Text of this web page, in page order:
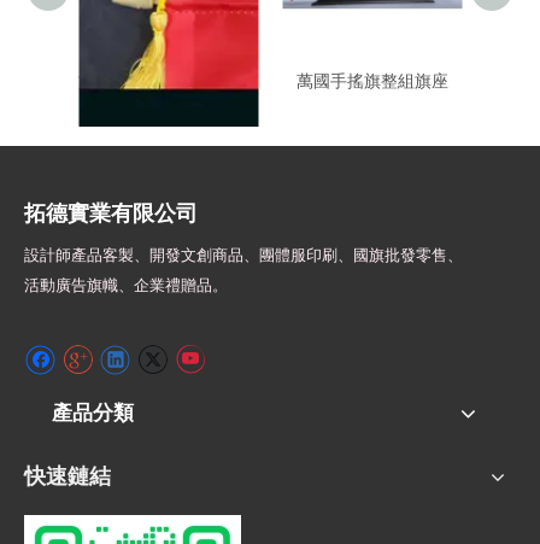
旗頭配件-錦旗.手搖旗適
萬國手搖旗整組旗座
拓德實業有限公司
設計師產品客製、開發文創商品、團體服印刷、
國旗批發零售、
活動廣告旗幟、 企業禮贈品。
產品分類
快速鏈結